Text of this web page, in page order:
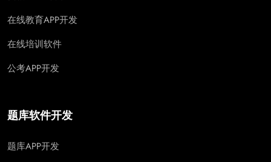
在线教育APP开发
在线培训软件
公考APP开发
题库软件开发
题库APP开发